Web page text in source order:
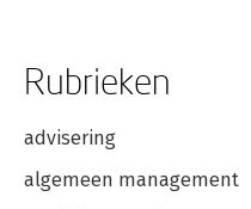
Rubrieken
advisering
algemeen management